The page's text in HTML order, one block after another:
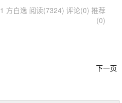
方白逸 阅读(7324) 评论(0) 推荐
(0)
下一页